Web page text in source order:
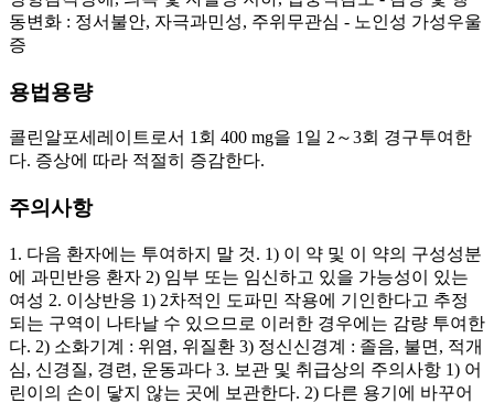
동변화 : 정서불안, 자극과민성, 주위무관심 - 노인성 가성우울
증
용법용량
콜린알포세레이트로서 1회 400 mg을 1일 2～3회 경구투여한
다. 증상에 따라 적절히 증감한다.
주의사항
1. 다음 환자에는 투여하지 말 것. 1) 이 약 및 이 약의 구성성분
에 과민반응 환자 2) 임부 또는 임신하고 있을 가능성이 있는
여성 2. 이상반응 1) 2차적인 도파민 작용에 기인한다고 추정
되는 구역이 나타날 수 있으므로 이러한 경우에는 감량 투여한
다. 2) 소화기계 : 위염, 위질환 3) 정신신경계 : 졸음, 불면, 적개
심, 신경질, 경련, 운동과다 3. 보관 및 취급상의 주의사항 1) 어
린이의 손이 닿지 않는 곳에 보관한다. 2) 다른 용기에 바꾸어